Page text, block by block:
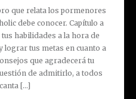
que relata los pormenores
debe conocer. Capítulo a
habilidades a la hora de
tus metas en cuanto a
que agradecerá tu
de admitirlo, a todos
[...]